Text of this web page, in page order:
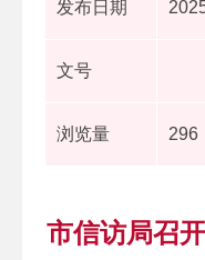
发布日期
文号
浏览量 296
市信访局召